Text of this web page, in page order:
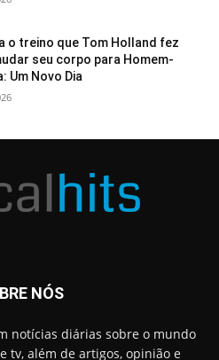
o treino que Tom Holland fez
seu corpo para Homem-
Um Novo Dia
NÓS
notícias diárias sobre o mundo
tv, além de artigos, opinião e